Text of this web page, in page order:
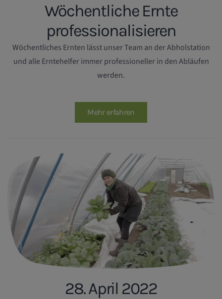
Wöchentliche Ernte
professionalisieren
Wöchentliches Ernten lässt unser Team an der Abholstation
und alle Erntehelfer immer professioneller in den Abläufen
werden.
Mehr erfahren
28. April 2022